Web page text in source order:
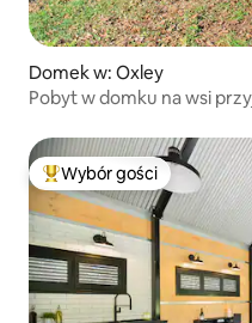
Domek w: Oxley
Pobyt w domku na wsi
Najpopularniejsze z
Wybór gości